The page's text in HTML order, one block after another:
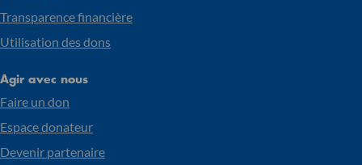
Transparence financière
Utilisation des dons
Agir avec nous
Faire un don
Espace donateur
Devenir partenaire